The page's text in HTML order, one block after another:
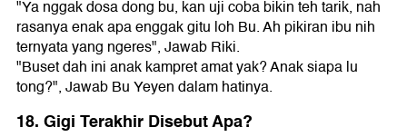
"Ya nggak dosa dong bu, kan uji coba bikin teh tarik, nah
rasanya enak apa enggak gitu loh Bu. Ah pikiran ibu nih
ternyata yang ngeres", Jawab Riki.
"Buset dah ini anak kampret amat yak? Anak siapa lu
tong?", Jawab Bu Yeyen dalam hatinya.
18. Gigi Terakhir Disebut Apa?